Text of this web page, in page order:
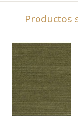
Productos